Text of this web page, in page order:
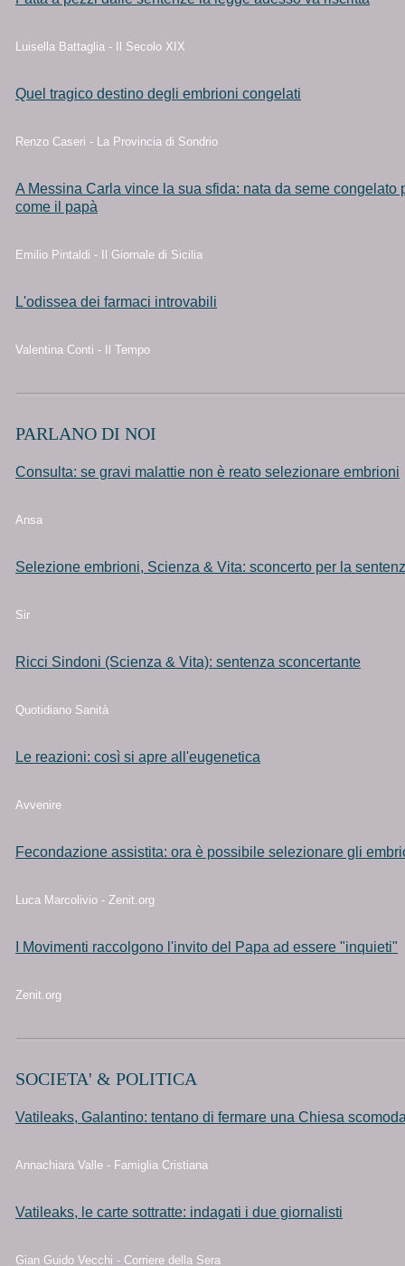
Luisella Battaglia - Il Secolo XIX
Quel tragico destino degli embrioni congelati
Renzo Caseri - La Provincia di Sondrio
A Messina Carla vince la sua sfida: nata da seme congelato
come il papà
Emilio Pintaldi - Il Giornale di Sicilia
L'odissea dei farmaci introvabili
Valentina Conti - Il Tempo
PARLANO DI NOI
Consulta: se gravi malattie non è reato selezionare embrioni
Ansa
Selezione embrioni, Scienza & Vita: sconcerto per la
Sir
Ricci Sindoni (Scienza & Vita): sentenza sconcertante
Quotidiano Sanità
Le reazioni: così si apre all'eugenetica
Avvenire
Fecondazione assistita: ora è possibile selezionare gli
Luca Marcolivio - Zenit.org
I Movimenti raccolgono l'invito del Papa ad essere "inquieti"
Zenit.org
SOCIETA' & POLITICA
Vatileaks, Galantino: tentano di fermare una Chiesa
Annachiara Valle - Famiglia Cristiana
Vatileaks, le carte sottratte: indagati i due giornalisti
Gian Guido Vecchi - Corriere della Sera